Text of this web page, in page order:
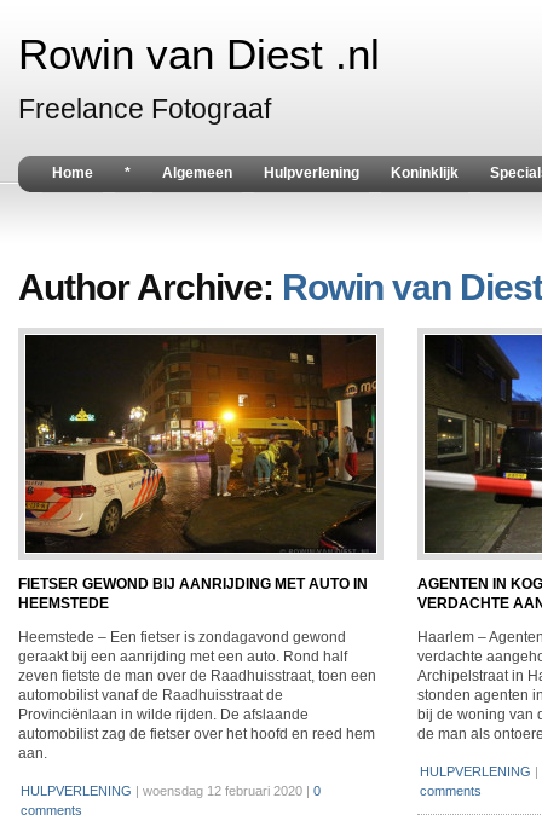
Rowin van Diest .nl
Freelance Fotograaf
Home * Algemeen Hulpverlening Koninklijk
Author Archive: Rowin van Diest
FIETSER GEWOND BIJ AANRIJDING MET AUTO IN
HEEMSTEDE
Heemstede – Een fietser is zondagavond gewond
geraakt bij een aanrijding met een auto. Rond half
zeven fietste de man over de Raadhuisstraat, toen een
automobilist vanaf de Raadhuisstraat de
Provinciënlaan in wilde rijden. De afslaande
automobilist zag de fietser over het hoofd en reed hem
aan.
HULPVERLENING | woensdag 12 februari 2020 | 0
comments
AGENTEN IN
VERDACHTE
Haarlem –
verdachte
Archipelstraat in
stonden agenten
bij de woning van
de man als
HULPVERLENING |
comments